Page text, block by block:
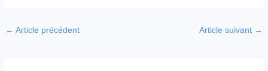
← Article précédent Article suivant →